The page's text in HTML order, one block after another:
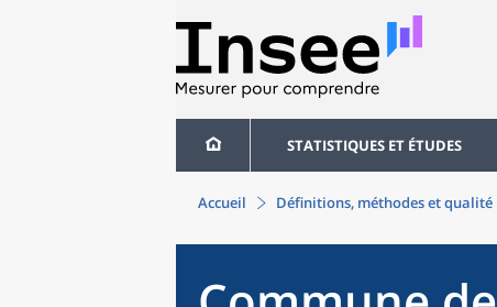
STATISTIQUES ET ÉTUDES
Accueil Définitions, méthodes et qualité